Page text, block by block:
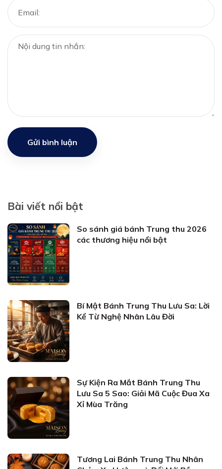
Gửi bình luận
Bài viết nổi bật
So sánh giá bánh Trung thu 2026
các thương hiệu nổi bật
Bí Mật Bánh Trung Thu Lưu Sa: Lời
Kể Từ Nghệ Nhân Lâu Đời
Sự Kiện Ra Mắt Bánh Trung Thu
Lưu Sa 5 Sao: Giải Mã Cuộc Đua Xa
Xỉ Mùa Trăng
Tương Lai Bánh Trung Thu Nhân